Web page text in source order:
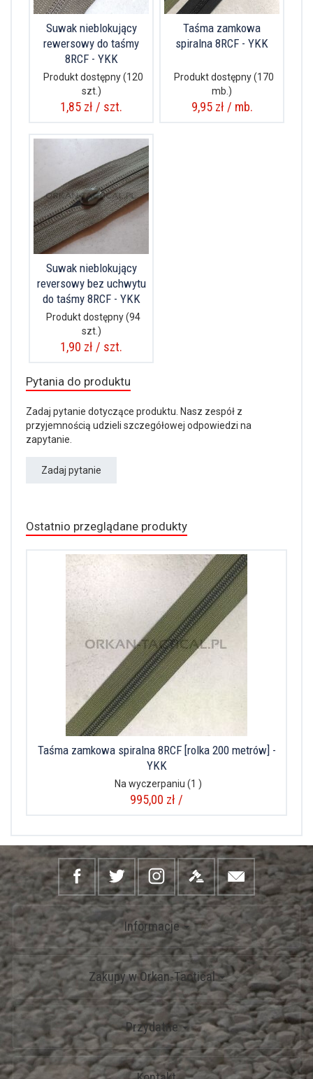
Suwak nieblokujący
rewersowy do taśmy
8RCF - YKK
Produkt dostępny(120
szt.)
1,85 zł / szt.
Taśma zamkowa
spiralna 8RCF - YKK
Produkt dostępny(170
mb.)
9,95 zł / mb.
Suwak nieblokujący
reversowy bez uchwytu
do taśmy 8RCF - YKK
Produkt dostępny(94
szt.)
1,90 zł / szt.
Pytania do produktu
Zadaj pytanie dotyczące produktu. Nasz zespół z
przyjemnością udzieli szczegółowej odpowiedzi na
zapytanie.
Zadaj pytanie
Ostatnio przeglądane produkty
Taśma zamkowa spiralna 8RCF [rolka 200 metrów] -
YKK
Na wyczerpaniu (1 )
995,00 zł /
Informacje
Zakupy w Orkan-Tactical
Przydatne